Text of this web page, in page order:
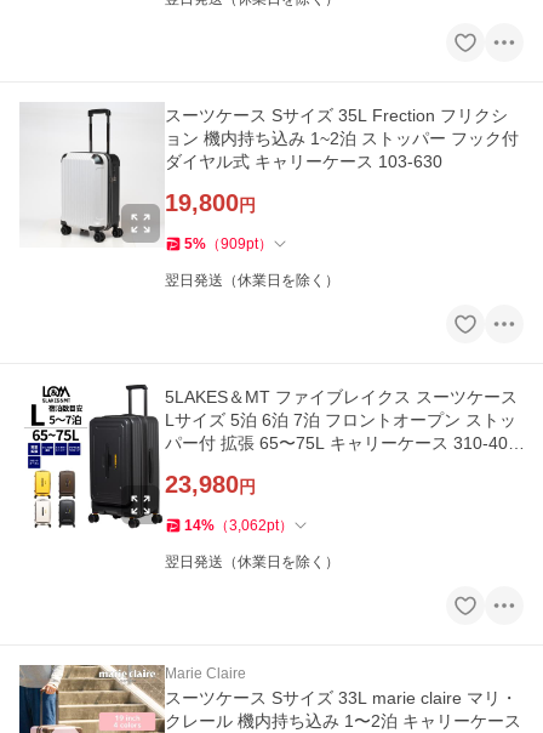
スーツケース Sサイズ 35L Frection フリクシ
ョン 機内持ち込み 1~2泊 ストッパー フック付
ダイヤル式 キャリーケース 103-630
19,800円
5% （909pt）
翌日発送（休業日を除く）
5LAKES＆MT ファイブレイクス スーツケース
Lサイズ 5泊 6泊 7泊 フロントオープン ストッ
パー付 拡張 65〜75L キャリーケース 310-402
23,980円
14% （3,062pt）
翌日発送（休業日を除く）
Marie Claire
スーツケース Sサイズ 33L marie claire マリ・
クレール 機内持ち込み 1〜2泊 キャリーケース